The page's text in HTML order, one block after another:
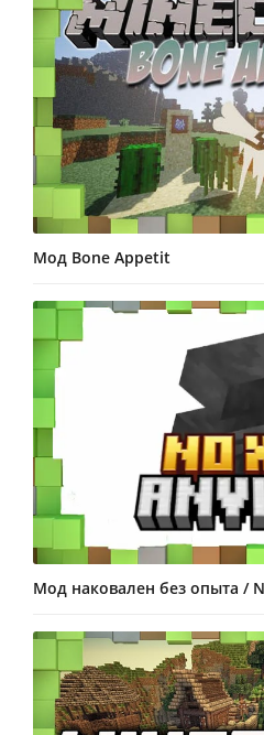
Мод Bone Appetit
Мод наковален без опыта /